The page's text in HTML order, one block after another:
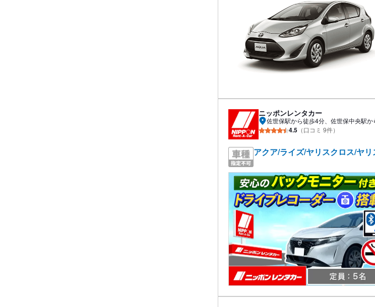
ニッポンレンタカー
佐世保駅から徒歩4分、佐世保中央駅
4.5 （口コミ 9件）
アクア/ライズ/ヤリスクロス/ヤ